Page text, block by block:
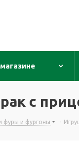
с
фуры и фургоны -